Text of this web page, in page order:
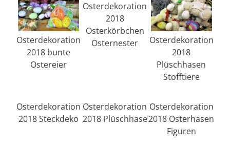
Osterdekoration
2018 bunte
Ostereier
Osterdekoration
2018
Osterkörbchen
Osternester
Osterdekoration
2018
Plüschhasen
Stofftiere
Osterdekoration
2018 Steckdeko
Osterdekoration
2018 Plüschhase
Osterdekoration
2018 Osterhasen
Figuren